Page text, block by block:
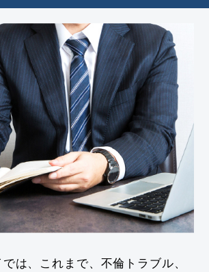
は、これまで、不倫トラブル、